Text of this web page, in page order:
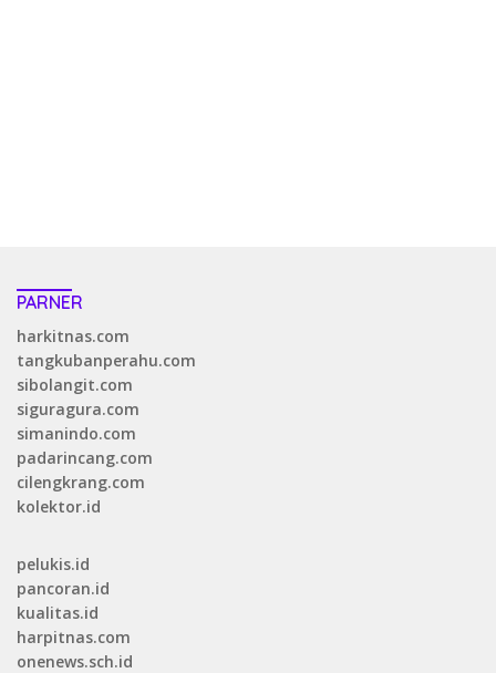
PARNER
harkitnas.com
tangkubanperahu.com
sibolangit.com
siguragura.com
simanindo.com
padarincang.com
cilengkrang.com
kolektor.id
pelukis.id
pancoran.id
kualitas.id
harpitnas.com
onenews.sch.id